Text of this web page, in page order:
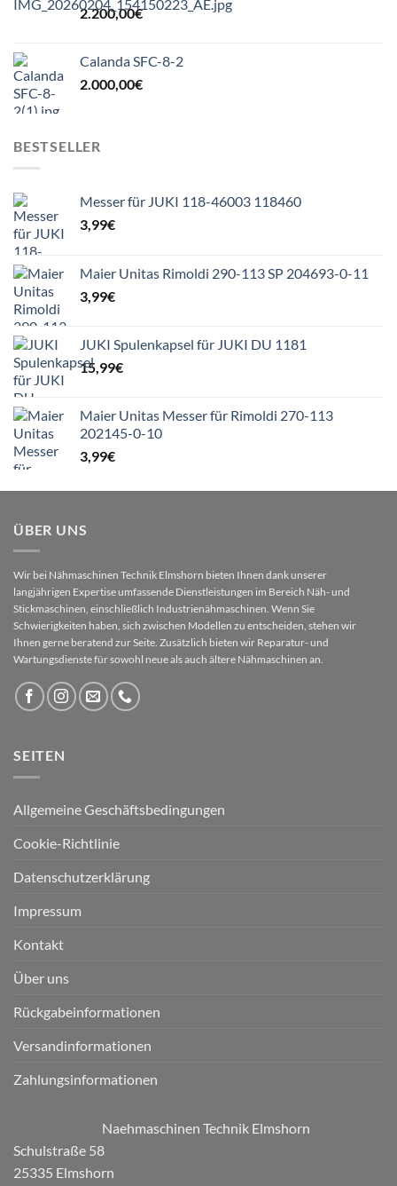
2.200,00€
Calanda SFC-8-2
2.000,00€
BESTSELLER
Messer für JUKI 118-46003 118460
3,99€
Maier Unitas Rimoldi 290-113 SP 204693-0-11
3,99€
JUKI Spulenkapsel für JUKI DU 1181
15,99€
Maier Unitas Messer für Rimoldi 270-113
202145-0-10
3,99€
ÜBER UNS
Wir bei Nähmaschinen Technik Elmshorn bieten Ihnen dank unserer
langjährigen Expertise umfassende Dienstleistungen im Bereich Näh- und
Stickmaschinen, einschließlich Industrienähmaschinen. Wenn Sie
Schwierigkeiten haben, sich zwischen Modellen zu entscheiden, stehen wir
Ihnen gerne beratend zur Seite. Zusätzlich bieten wir Reparatur- und
Wartungsdienste für sowohl neue als auch ältere Nähmaschinen an.
SEITEN
Allgemeine Geschäftsbedingungen
Cookie-Richtlinie
Datenschutzerklärung
Impressum
Kontakt
Über uns
Rückgabeinformationen
Versandinformationen
Zahlungsinformationen
Naehmaschinen Technik Elmshorn
Schulstraße 58
25335 Elmshorn